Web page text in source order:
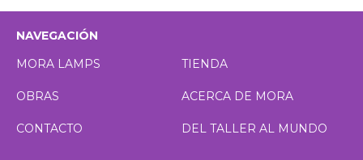
NAVEGACIÓN
MORA LAMPS
TIENDA
OBRAS ACERCA DE MORA
CONTACTO DEL TALLER AL MUNDO